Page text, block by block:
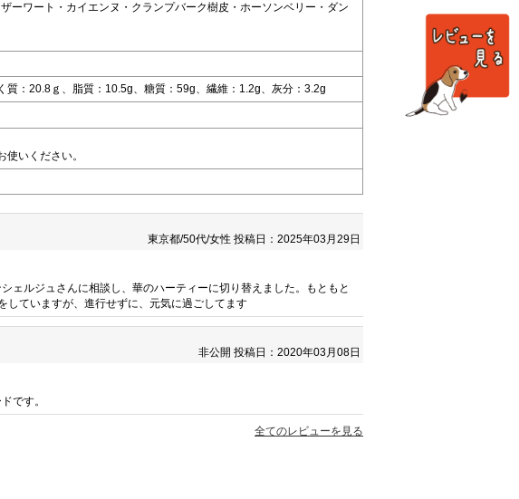
ーワート・カイエンヌ・クランプバーク樹皮・ホーソンベリー・ダン
質：20.8ｇ、脂質：10.5g、糖質：59g、繊維：1.2g、灰分：3.2g
いください。
東京都/50代/女性 投稿日：2025年03月29日
ェルジュさんに相談し、華のハーティーに切り替えました。もともと
していますが、進行せずに、元気に過ごしてます
非公開 投稿日：2020年03月08日
です。
全てのレビューを見る